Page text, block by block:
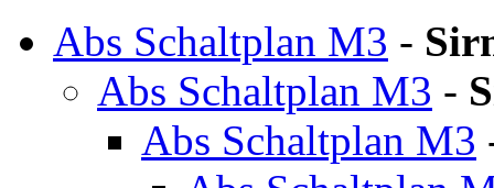
Abs Schaltplan M3 -
Abs Schaltplan M3 -
Abs Schaltplan M3